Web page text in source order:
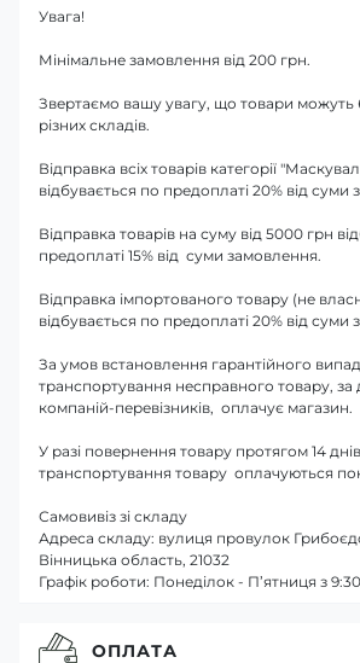
Увага!
Мінімальне замовлення від 200 грн.
Звертаємо вашу увагу, що товари можуть
різних складів.
Відправка всіх товарів категорії
відбувається по предоплаті 20% від суми
Відправка товарів на суму від 5000 грн
предоплаті 15% від суми замовлення.
Відправка імпортованого товару (не
відбувається по предоплаті 20% від суми
За умов встановлення гарантійного
транспортування несправного товару,
компаній-перевізників, оплачує магазин.
У разі повернення товару протягом 14
транспортування товару оплачуються
Самовивіз зі складу
Адреса складу: вулиця провулок
Вінницька область, 21032
Графік роботи: Понеділок - П’ятниця з
ОПЛАТА